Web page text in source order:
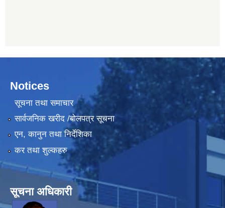
Notices
सूचना तथा समाचार
सार्वजनिक खरीद /बोलपत्र सूचना
एन, कानुन तथा निर्देशिका
कर तथा शुल्कहरु
सूचना अधिकारी